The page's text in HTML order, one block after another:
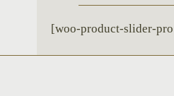
[woo-product-slider-